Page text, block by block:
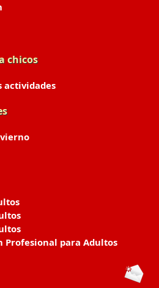
chicos
actividades
Profesional para Adultos